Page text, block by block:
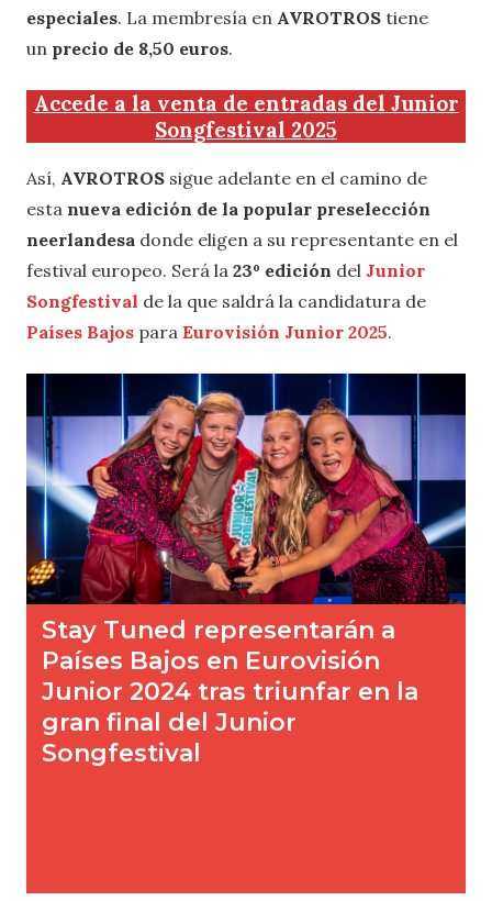
especiales. La membresía en AVROTROS tiene
un precio de 8,50 euros.
Accede a la venta de entradas del Junior
Songfestival 2025
Así, AVROTROS sigue adelante en el camino de
esta nueva edición de la popular preselección
neerlandesa donde eligen a su representante en el
festival europeo. Será la 23º edición del Junior
Songfestival de la que saldrá la candidatura de
Países Bajos para Eurovisión Junior 2025.